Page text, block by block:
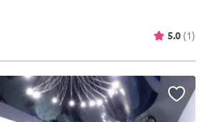
5.0 (1)